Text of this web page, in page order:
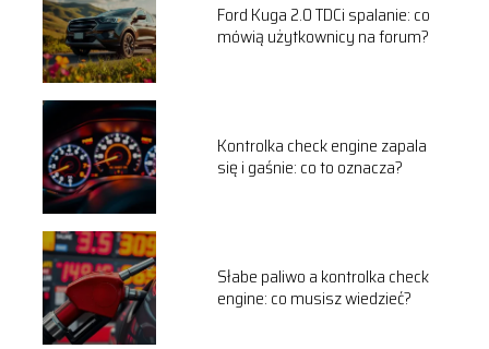
Ford Kuga 2.0 TDCi spalanie: co
mówią użytkownicy na forum?
Kontrolka check engine zapala
się i gaśnie: co to oznacza?
Słabe paliwo a kontrolka check
engine: co musisz wiedzieć?